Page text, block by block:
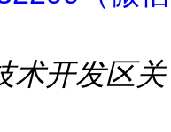
术开发区关